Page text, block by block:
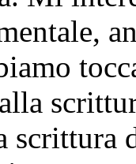
scrittura